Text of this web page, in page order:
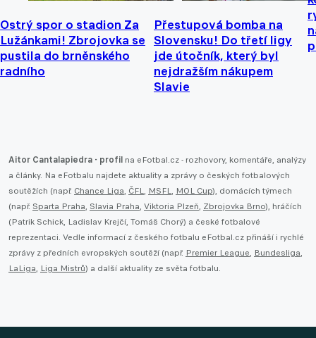
Ostrý spor o stadion Za
Lužánkami! Zbrojovka se
pustila do brněnského
radního
Přestupová bomba na
Slovensku! Do třetí ligy
jde útočník, který byl
nejdražším nákupem
Slavie
Aitor Cantalapiedra - profil na eFotbal.cz - rozhovory, komentáře, analýzy
a články. Na eFotbalu najdete aktuality a zprávy o českých fotbalových
soutěžích (např. Chance Liga, ČFL, MSFL, MOL Cup), domácích týmech
(např. Sparta Praha, Slavia Praha, Viktoria Plzeň, Zbrojovka Brno), hráčích
(Patrik Schick, Ladislav Krejčí, Tomáš Chorý) a české fotbalové
reprezentaci. Vedle informací z českého fotbalu eFotbal.cz přináší i rychlé
zprávy z předních evropských soutěží (např. Premier League, Bundesliga,
LaLiga, Liga Mistrů) a další aktuality ze světa fotbalu.